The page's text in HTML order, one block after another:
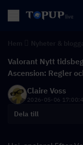
Valorant Nytt
Ascension: Regler
Claire Voss
2026-05-06
Dela till